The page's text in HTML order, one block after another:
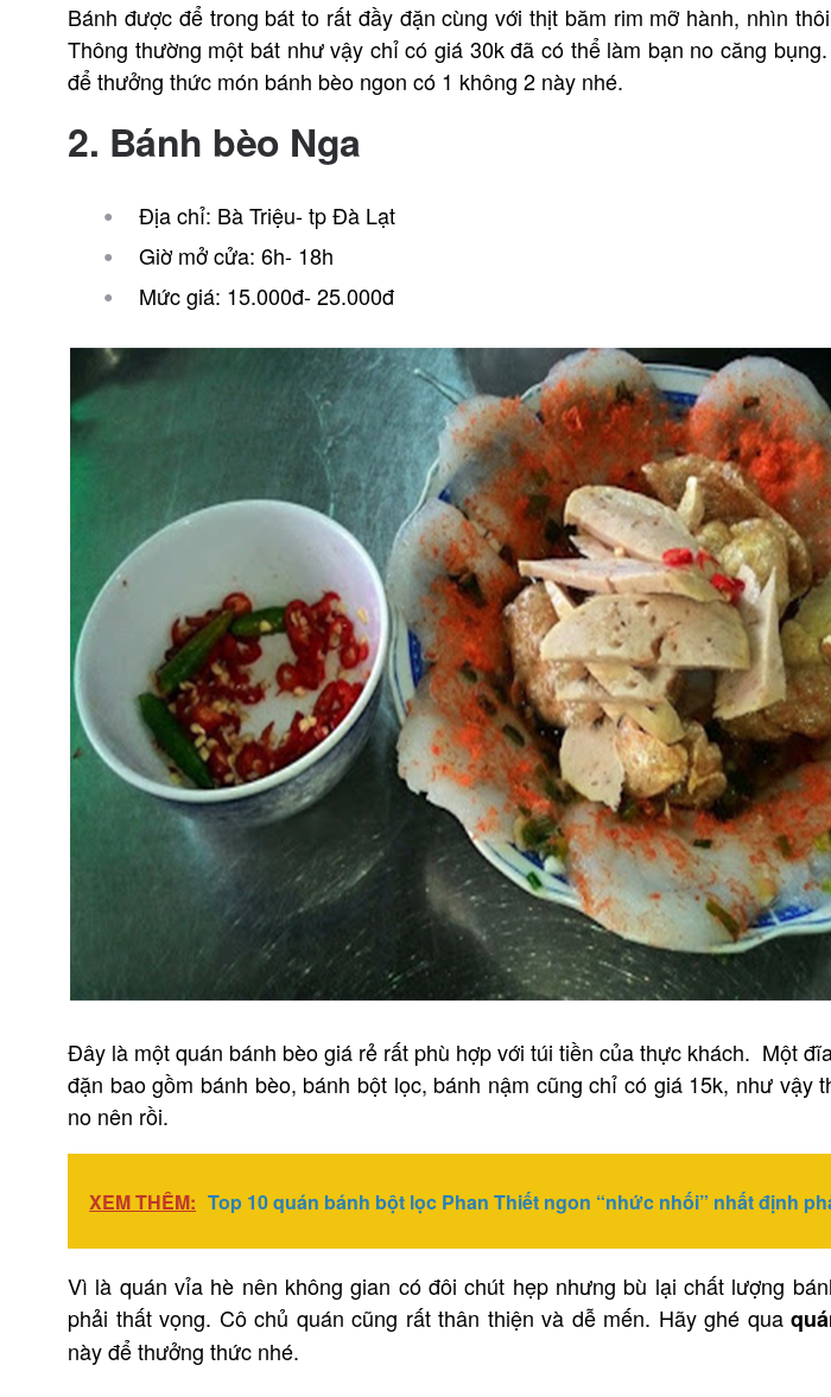
Bánh được để trong bát to rất đầy đặn cùng với thịt băm rim mỡ hành, nhìn
Thông thường một bát như vậy chỉ có giá 30k đã có thể làm bạn no căng
để thưởng thức món bánh bèo ngon có 1 không 2 này nhé.
2. Bánh bèo Nga
Địa chỉ: Bà Triệu- tp Đà Lạt
Giờ mở cửa: 6h- 18h
Mức giá: 15.000đ- 25.000đ
Đây là một quán bánh bèo giá rẻ rất phù hợp với túi tiền của thực khách. Một
đặn bao gồm bánh bèo, bánh bột lọc, bánh nậm cũng chỉ có giá 15k, như vậy
no nên rồi.
XEM THÊM: Top 10 quán bánh bột lọc Phan Thiết ngon “nhức nhối” nhất định
Vì là quán vỉa hè nên không gian có đôi chút hẹp nhưng bù lại chất lượng
phải thất vọng. Cô chủ quán cũng rất thân thiện và dễ mến. Hãy ghé qua
này để thưởng thức nhé.